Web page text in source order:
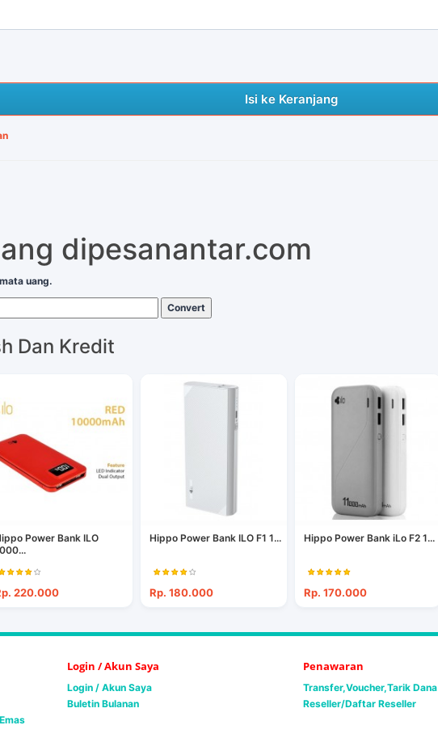
Isi ke Keranjang
dipesanantar.com
uang.
Convert
Dan Kredit
Power Bank ILO
220.000
Hippo Power Bank ILO F1 1...
Rp. 180.000
Hippo Power Bank iLo F2 1...
Rp. 170.000
Login / Akun Saya
Login / Akun Saya
Buletin Bulanan
Penawaran
Transfer,Voucher,Tarik Dana
Reseller/Daftar Reseller